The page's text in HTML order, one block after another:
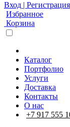
Вход | Регистрация
Избранное
Корзина
Каталог
Портфолио
Услуги
Доставка
Контакты
О нас
+7 917 555